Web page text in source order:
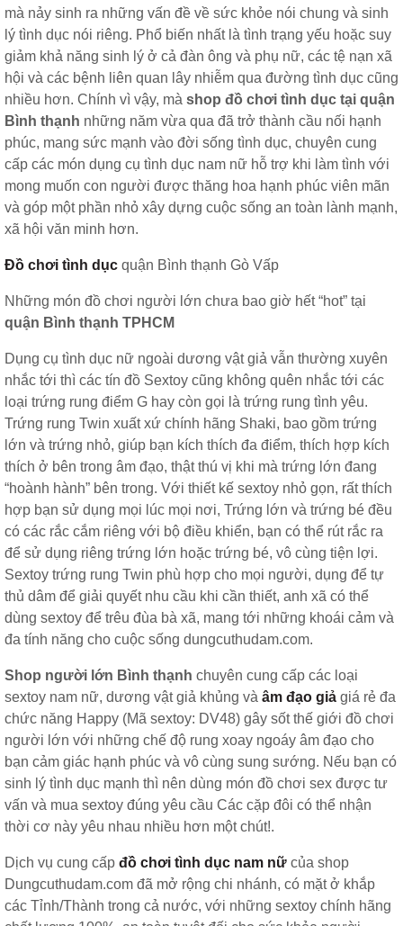
mà nảy sinh ra những vấn đề về sức khỏe nói chung và sinh
lý tình dục nói riêng. Phổ biến nhất là tình trạng yếu hoặc suy
giảm khả năng sinh lý ở cả đàn ông và phụ nữ, các tệ nạn xã
hội và các bệnh liên quan lây nhiễm qua đường tình dục cũng
nhiều hơn. Chính vì vậy, mà shop đồ chơi tình dục tại quận
Bình thạnh những năm vừa qua đã trở thành cầu nối hạnh
phúc, mang sức mạnh vào đời sống tình dục, chuyên cung
cấp các món dụng cụ tình dục nam nữ hỗ trợ khi làm tình với
mong muốn con người được thăng hoa hạnh phúc viên mãn
và góp một phần nhỏ xây dựng cuộc sống an toàn lành mạnh,
xã hội văn minh hơn.
Đồ chơi tình dục quận Bình thạnh Gò Vấp
Những món đồ chơi người lớn chưa bao giờ hết “hot” tại
quận Bình thạnh TPHCM
Dụng cụ tình dục nữ ngoài dương vật giả vẫn thường xuyên
nhắc tới thì các tín đồ Sextoy cũng không quên nhắc tới các
loại trứng rung điểm G hay còn gọi là trứng rung tình yêu.
Trứng rung Twin xuất xứ chính hãng Shaki, bao gồm trứng
lớn và trứng nhỏ, giúp bạn kích thích đa điểm, thích hợp kích
thích ở bên trong âm đạo, thật thú vị khi mà trứng lớn đang
“hoành hành” bên trong. Với thiết kế sextoy nhỏ gọn, rất thích
hợp bạn sử dụng mọi lúc mọi nơi, Trứng lớn và trứng bé đều
có các rắc cắm riêng với bộ điều khiển, bạn có thể rút rắc ra
để sử dụng riêng trứng lớn hoặc trứng bé, vô cùng tiện lợi.
Sextoy trứng rung Twin phù hợp cho mọi người, dụng để tự
thủ dâm để giải quyết nhu cầu khi cần thiết, anh xã có thể
dùng sextoy để trêu đùa bà xã, mang tới những khoái cảm và
đa tính năng cho cuộc sống dungcuthudam.com.
Shop người lớn Bình thạnh chuyên cung cấp các loại
sextoy nam nữ, dương vật giả khủng và âm đạo giả giá rẻ đa
chức năng Happy (Mã sextoy: DV48) gây sốt thế giới đồ chơi
người lớn với những chế độ rung xoay ngoáy âm đạo cho
bạn cảm giác hạnh phúc và vô cùng sung sướng. Nếu bạn có
sinh lý tình dục mạnh thì nên dùng món đồ chơi sex được tư
vấn và mua sextoy đúng yêu cầu Các cặp đôi có thể nhận
thời cơ này yêu nhau nhiều hơn một chút!.
Dịch vụ cung cấp đồ chơi tình dục nam nữ của shop
Dungcuthudam.com đã mở rộng chi nhánh, có mặt ở khắp
các Tỉnh/Thành trong cả nước, với những sextoy chính hãng